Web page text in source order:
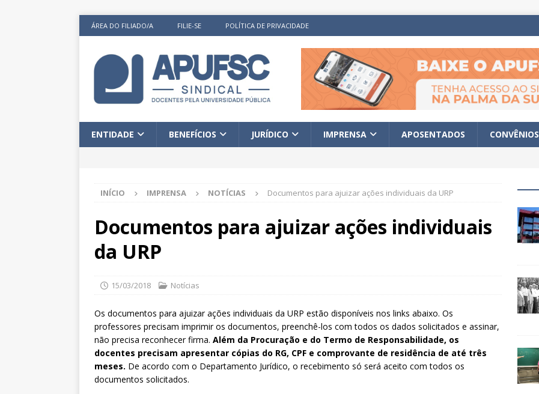
ÁREA DO FILIADO/A FILIE-SE POLÍTICA DE PRIVACIDADE
ENTIDADE BENEFÍCIOS JURÍDICO IMPRENSA APOSENTADOS CONVÊNIOS
INÍCIO IMPRENSA NOTÍCIAS Documentos para ajuizar ações individuais da URP
Documentos para ajuizar ações individuais
da URP
15/03/2018 Notícias
Os documentos para ajuizar ações individuais da URP estão disponíveis nos links abaixo. Os
professores precisam imprimir os documentos, preenchê-los com todos os dados solicitados e assinar,
não precisa reconhecer firma. Além da Procuração e do Termo de Responsabilidade, os
docentes precisam apresentar cópias do RG, CPF e comprovante de residência de até três
meses. De acordo com o Departamento Jurídico, o recebimento só será aceito com todos os
documentos solicitados.